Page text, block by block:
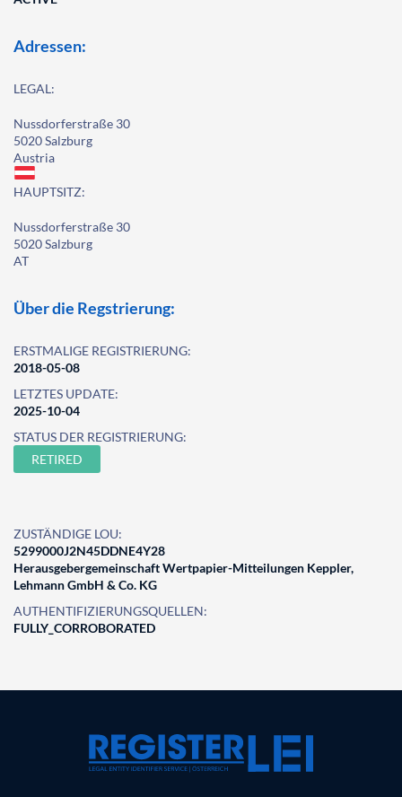
Adressen:
LEGAL:
Nussdorferstraße 30
5020 Salzburg
Austria
HAUPTSITZ:
Nussdorferstraße 30
5020 Salzburg
AT
Über die Regstrierung:
ERSTMALIGE REGISTRIERUNG:
2018-05-08
LETZTES UPDATE:
2025-10-04
STATUS DER REGISTRIERUNG:
RETIRED
ZUSTÄNDIGE LOU:
5299000J2N45DDNE4Y28
Herausgebergemeinschaft Wertpapier-Mitteilungen Keppler,
Lehmann GmbH & Co. KG
AUTHENTIFIZIERUNGSQUELLEN:
FULLY_CORROBORATED